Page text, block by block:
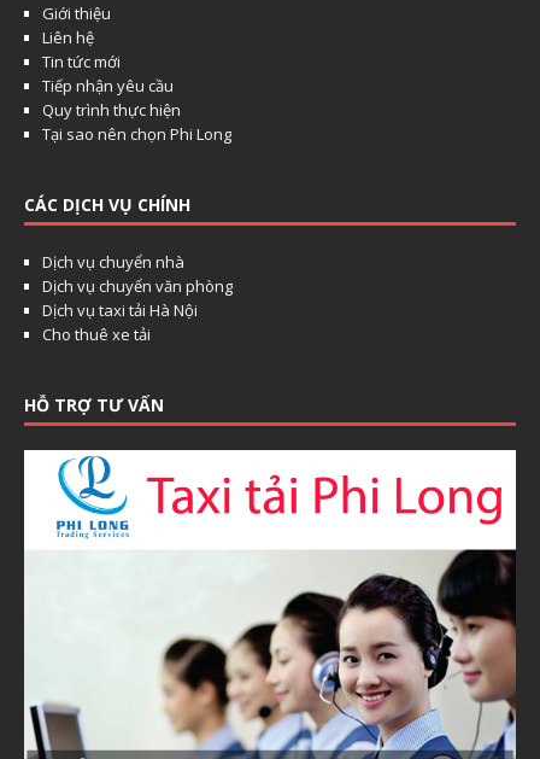
Giới thiệu
Liên hệ
Tin tức mới
Tiếp nhận yêu cầu
Quy trình thực hiện
Tại sao nên chọn Phi Long
CÁC DỊCH VỤ CHÍNH
Dịch vụ chuyển nhà
Dịch vụ chuyển văn phòng
Dịch vụ taxi tải Hà Nội
Cho thuê xe tải
HỖ TRỢ TƯ VẤN